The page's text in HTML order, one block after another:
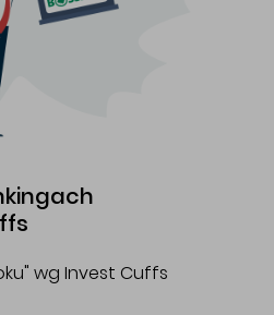
wg Invest Cuffs